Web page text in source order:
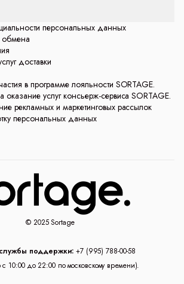
персональных данных
обмена
доставки
в программе лояльности SORTAGE.
оказание услуг консьерж-сервиса SORTAGE.
рекламных и маркетинговых рассылок
персональных данных
© 2025 Sortage
поддержки: +7 (995) 788-00-58
10:00 до 22:00 по московскому времени).